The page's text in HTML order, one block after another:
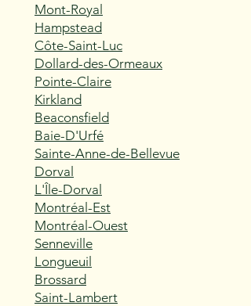
Mont-Royal
Hampstead
Côte-Saint-Luc
Dollard-des-Ormeaux
Pointe-Claire
Kirkland
Beaconsfield
Baie-D'Urfé
Sainte-Anne-de-Bellevue
Dorval
L'Île-Dorval
Montréal-Est
Montréal-Ouest
Senneville
Longueuil
Brossard
Saint-Lambert